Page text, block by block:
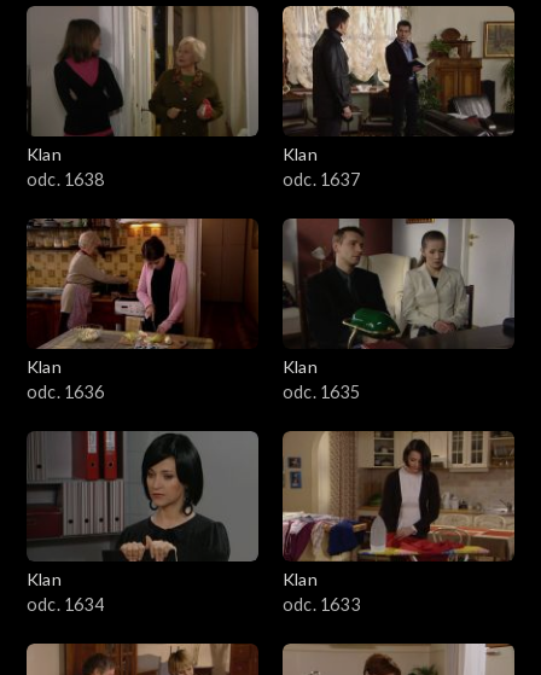
Klan
odc. 1638
Klan
odc. 1637
Klan
odc. 1636
Klan
odc. 1635
Klan
odc. 1634
Klan
odc. 1633